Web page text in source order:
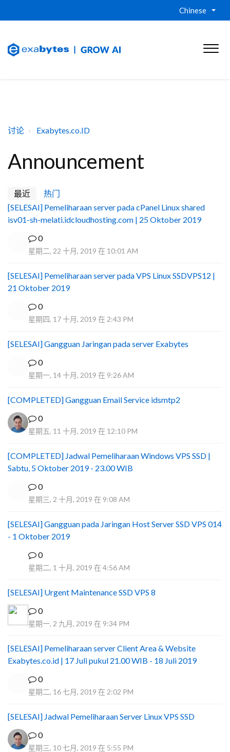
Chinese
讨论 Exabytes.co.ID
Announcement
最近
热门
[SELESAI] Pemeliharaan server pada cPanel Linux shared
isv01-sh-melati.idcloudhosting.com | 25 Oktober 2019
0
星期二, 22 十月, 2019 在 10:01 AM
[SELESAI] Pemeliharaan server pada VPS Linux SSDVPS12 |
21 Oktober 2019
0
星期四, 17 十月, 2019 在 2:43 PM
[SELESAI] Gangguan Jaringan pada server Exabytes
0
星期一, 14 十月, 2019 在 9:26 AM
[COMPLETED] Gangguan Email Service idsmtp2
0
星期五, 11 十月, 2019 在 12:10 PM
[COMPLETED] Jadwal Pemeliharaan Windows VPS SSD |
Sabtu, 5 Oktober 2019 - 23.00 WIB
0
星期三, 2 十月, 2019 在 9:08 AM
[SELESAI] Gangguan pada Jaringan Host Server SSD VPS 014
- 1 Oktober 2019
0
星期二, 1 十月, 2019 在 4:56 AM
[SELESAI] Urgent Maintenance SSD VPS 8
0
星期一, 2 九月, 2019 在 9:34 PM
[SELESAI] Pemeliharaan server Client Area & Website
Exabytes.co.id | 17 Juli pukul 21.00 WIB - 18 Juli 2019
0
星期二, 16 七月, 2019 在 2:02 PM
[SELESAI] Jadwal Pemeliharaan Server Linux VPS SSD
0
星期三, 10 七月, 2019 在 5:55 PM